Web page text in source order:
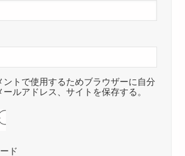
ントで使用するためブラウザーに自分
ルアドレス、サイトを保存する。
ド